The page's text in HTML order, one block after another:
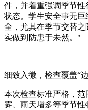
件，并着重强调季节
状态。学生安全事无
全，尤其在季节交替
实做到防患于未然。"
细致入微，检查覆盖“
本次检查标准严格，
雾、雨天增多等季节